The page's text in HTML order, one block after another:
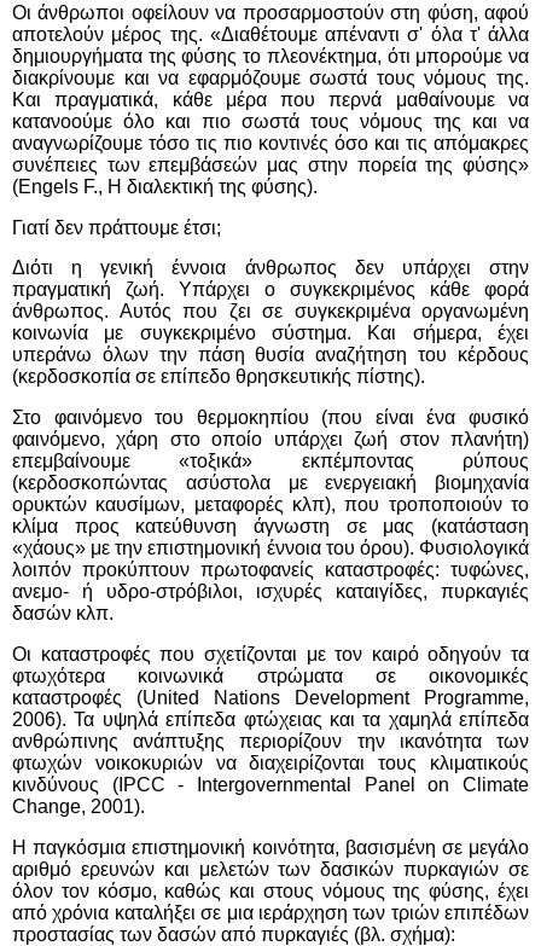
Οι άνθρωποι οφείλουν να προσαρμοστούν στη φύση, αφού
αποτελούν μέρος της. «Διαθέτουμε απέναντι σ' όλα τ' άλλα
δημιουργήματα της φύσης το πλεονέκτημα, ότι μπορούμε να
διακρίνουμε και να εφαρμόζουμε σωστά τους νόμους της.
Και πραγματικά, κάθε μέρα που περνά μαθαίνουμε να
κατανοούμε όλο και πιο σωστά τους νόμους της και να
αναγνωρίζουμε τόσο τις πιο κοντινές όσο και τις απόμακρες
συνέπειες των επεμβάσεών μας στην πορεία της φύσης»
(Engels F., Η διαλεκτική της φύσης).
Γιατί δεν πράττουμε έτσι;
Διότι η γενική έννοια άνθρωπος δεν υπάρχει στην
πραγματική ζωή. Υπάρχει ο συγκεκριμένος κάθε φορά
άνθρωπος. Αυτός που ζει σε συγκεκριμένα οργανωμένη
κοινωνία με συγκεκριμένο σύστημα. Και σήμερα, έχει
υπεράνω όλων την πάση θυσία αναζήτηση του κέρδους
(κερδοσκοπία σε επίπεδο θρησκευτικής πίστης).
Στο φαινόμενο του θερμοκηπίου (που είναι ένα φυσικό
φαινόμενο, χάρη στο οποίο υπάρχει ζωή στον πλανήτη)
επεμβαίνουμε «τοξικά» εκπέμποντας ρύπους
(κερδοσκοπώντας ασύστολα με ενεργειακή βιομηχανία
ορυκτών καυσίμων, μεταφορές κλπ), που τροποποιούν το
κλίμα προς κατεύθυνση άγνωστη σε μας (κατάσταση
«χάους» με την επιστημονική έννοια του όρου). Φυσιολογικά
λοιπόν προκύπτουν πρωτοφανείς καταστροφές: τυφώνες,
ανεμο- ή υδρο-στρόβιλοι, ισχυρές καταιγίδες, πυρκαγιές
δασών κλπ.
Οι καταστροφές που σχετίζονται με τον καιρό οδηγούν τα
φτωχότερα κοινωνικά στρώματα σε οικονομικές
καταστροφές (United Nations Development Programme,
2006). Τα υψηλά επίπεδα φτώχειας και τα χαμηλά επίπεδα
ανθρώπινης ανάπτυξης περιορίζουν την ικανότητα των
φτωχών νοικοκυριών να διαχειρίζονται τους κλιματικούς
κινδύνους (IPCC - Intergovernmental Panel on Climate
Change, 2001).
Η παγκόσμια επιστημονική κοινότητα, βασισμένη σε μεγάλο
αριθμό ερευνών και μελετών των δασικών πυρκαγιών σε
όλον τον κόσμο, καθώς και στους νόμους της φύσης, έχει
από χρόνια καταλήξει σε μια ιεράρχηση των τριών επιπέδων
προστασίας των δασών από πυρκαγιές (βλ. σχήμα):